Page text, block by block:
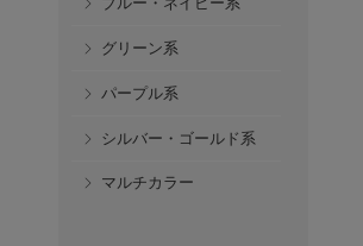
グリーン系
パープル系
シルバー・ゴールド系
マルチカラー